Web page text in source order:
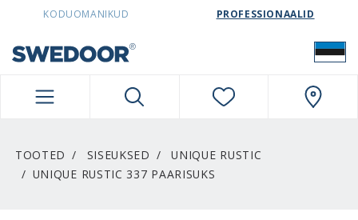
SWEDOORESTONIA NAVIGATION
KODUOMANIKUD PROFESSIONAALID
TOOTED SISEUKSED
UNIQUE RUSTIC
UNIQUE RUSTIC 337 PAARISUKS